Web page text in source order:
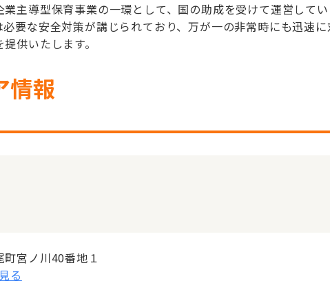
業主導型保育事業の一環として、国の助成を受けて運営して
必要な安全対策が講じられており、万が一の非常時にも迅速
供いたします。
情報
宮ノ川40番地１
る